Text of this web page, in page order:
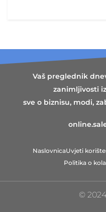
Vaš preglednik
zanimljivosti
sve o biznisu, modi,
NaslovnicaUvjeti
Politika o
©